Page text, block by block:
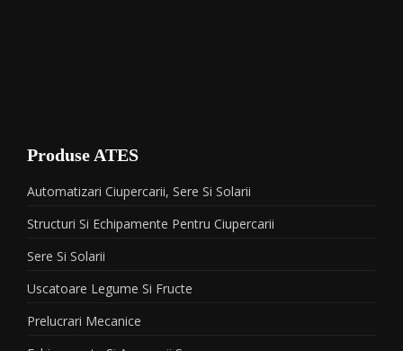
Produse ATES
Automatizari Ciupercarii, Sere Si Solarii
Structuri Si Echipamente Pentru Ciupercarii
Sere Si Solarii
Uscatoare Legume Si Fructe
Prelucrari Mecanice